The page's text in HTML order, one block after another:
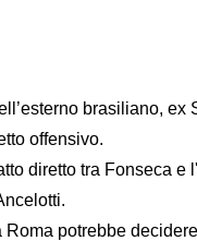
brasiliano, ex
offensivo.
diretto tra Fonseca e
Roma potrebbe